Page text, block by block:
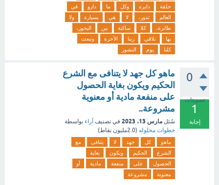
حلقة
دايره وكل ما دارو
في
العالم
تدور، لا هي بسيارة
ولا
طائرة،
كلا ساكنة بين
البحور،
بها
نلاقي ربنا الآخرة
ونبعث
كلنا
يوم النشور
0
تصويتات
1
إجابة
ماهو كل جهد لا يتنافى مع الشرع
الحكيم ويكون بغاية الحصول
على منفعة مادية أو معنوية
مشروعة..
سُئل مارس 13، 2023 في تصنيف آراء بواسطة
خطوات محلوله (2.0مليون نقاط)
ماهو كل جهد لا يتنافى
مع
الشرع
الحكيم ويكون
بغاية
الحصول
على منفعة مادية
أو
معنوية
مشروعة